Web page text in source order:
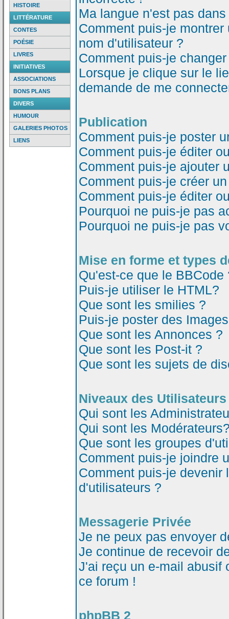
HISTOIRE
LITTÉRATURE
CONTES
POÉSIE
LIVRES
INITIATIVES
ASSOCIATIONS
BONS PLANS
DIVERS
HUMOUR
GALERIES PHOTOS
LIENS
Ma langue n'est pas
Comment puis-je
nom d'utilisateur ?
Comment puis-je
Lorsque je clique sur le
demande de me
Publication
Comment puis-je poster
Comment puis-je éditer
Comment puis-je ajouter
Comment puis-je créer
Comment puis-je éditer
Pourquoi ne puis-je pas
Pourquoi ne puis-je pas
Mise en forme et types
Qu'est-ce que le BBCode
Puis-je utiliser le HTML?
Que sont les smilies ?
Puis-je poster des
Que sont les Annonces ?
Que sont les Post-it ?
Que sont les sujets de
Niveaux des
Qui sont les
Qui sont les
Que sont les groupes
Comment puis-je joindre
Comment puis-je devenir
d'utilisateurs ?
Messagerie Privée
Je ne peux pas envoyer
Je continue de recevoir
J'ai reçu un e-mail abusif
ce forum !
phpBB 2